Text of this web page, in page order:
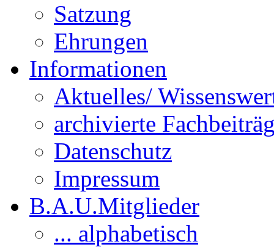
Satzung
Ehrungen
Informationen
Aktuelles/
archivierte
Datenschutz
Impressum
B.A.U.Mitglieder
... alphabetisch